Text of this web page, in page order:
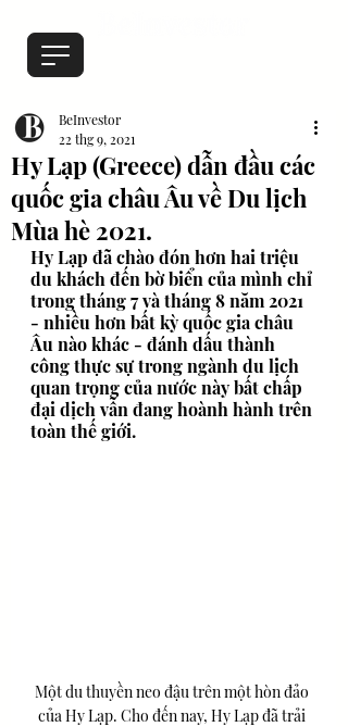
Hy Lạp (Greece) dẫn đầu các
quốc gia châu Âu về Du lịch
Mùa hè 2021.
BeInvestor
22 thg 9, 2021
Hy Lạp đã chào đón hơn hai triệu
du khách đến bờ biển của mình chỉ
trong tháng 7 và tháng 8 năm 2021
- nhiều hơn bất kỳ quốc gia châu
Âu nào khác - đánh dấu thành
công thực sự trong ngành du lịch
quan trọng của nước này bất chấp
đại dịch vẫn đang hoành hành trên
toàn thế giới.
Một du thuyền neo đậu trên một hòn đảo
của Hy Lạp. Cho đến nay, Hy Lạp đã trải